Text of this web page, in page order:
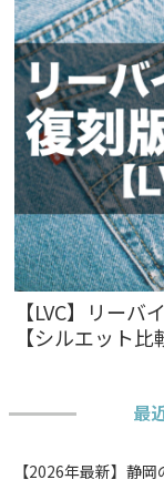
【LVC】リー
【シルエット比
最
【2026年最新】静